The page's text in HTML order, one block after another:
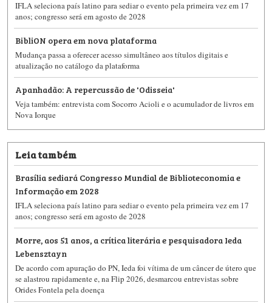
IFLA seleciona país latino para sediar o evento pela primeira vez em 17
anos; congresso será em agosto de 2028
BibliON opera em nova plataforma
Mudança passa a oferecer acesso simultâneo aos títulos digitais e
atualização no catálogo da plataforma
Apanhadão: A repercussão de 'Odisseia'
Veja também: entrevista com Socorro Acioli e o acumulador de livros em
Nova Iorque
Leia também
Brasília sediará Congresso Mundial de Biblioteconomia e
Informação em 2028
IFLA seleciona país latino para sediar o evento pela primeira vez em 17
anos; congresso será em agosto de 2028
Morre, aos 51 anos, a crítica literária e pesquisadora Ieda
Lebensztayn
De acordo com apuração do PN, Ieda foi vítima de um câncer de útero que
se alastrou rapidamente e, na Flip 2026, desmarcou entrevistas sobre
Orides Fontela pela doença